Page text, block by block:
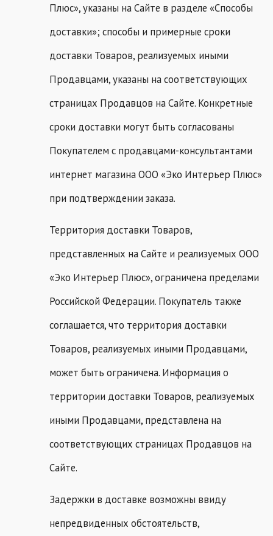
Плюс», указаны на Сайте в разделе «Способы
доставки»; способы и примерные сроки
доставки Товаров, реализуемых иными
Продавцами, указаны на соответствующих
страницах Продавцов на Сайте. Конкретные
сроки доставки могут быть согласованы
Покупателем с продавцами-консультантами
интернет магазина ООО «Эко Интерьер Плюс»
при подтверждении заказа.
Территория доставки Товаров,
представленных на Сайте и реализуемых ООО
«Эко Интерьер Плюс», ограничена пределами
Российской Федерации. Покупатель также
соглашается, что территория доставки
Товаров, реализуемых иными Продавцами,
может быть ограничена. Информация о
территории доставки Товаров, реализуемых
иными Продавцами, представлена на
соответствующих страницах Продавцов на
Сайте.
Задержки в доставке возможны ввиду
непредвиденных обстоятельств,